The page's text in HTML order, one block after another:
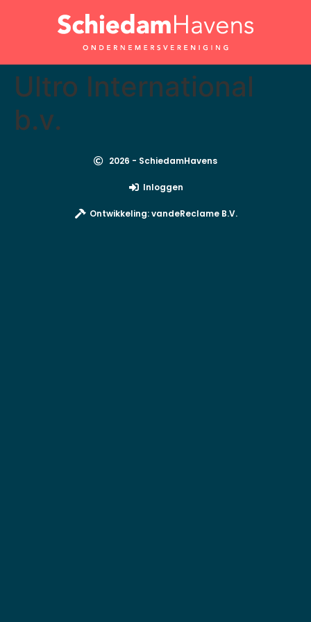
Ultro International
b.v.
2026 - SchiedamHavens
Inloggen
Ontwikkeling: vandeReclame B.V.